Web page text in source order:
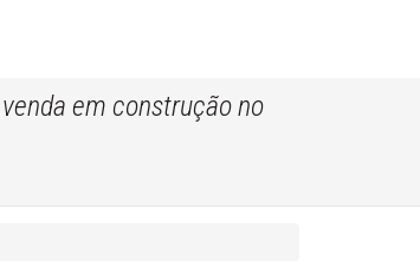
em construção no